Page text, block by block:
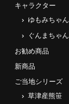
キャラクター
ゆもみちゃん
ぐんまちゃん
お勧め商品
新商品
ご当地シリーズ
草津産熊笹